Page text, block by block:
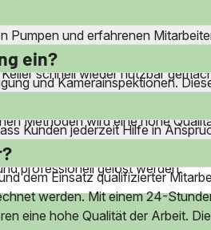
Pumpen und erfahrenen
Bereichs. Der 24-
schnell wieder nutzbar
ein?
und Kamerainspektionen.
Methoden wird eine hohe
Kunden jederzeit Hilfe in
und die schnelle
professionell gelöst werden.
dem Einsatz qualifizierter
werden. Mit einem 24-
eine hohe Qualität der Arbeit.